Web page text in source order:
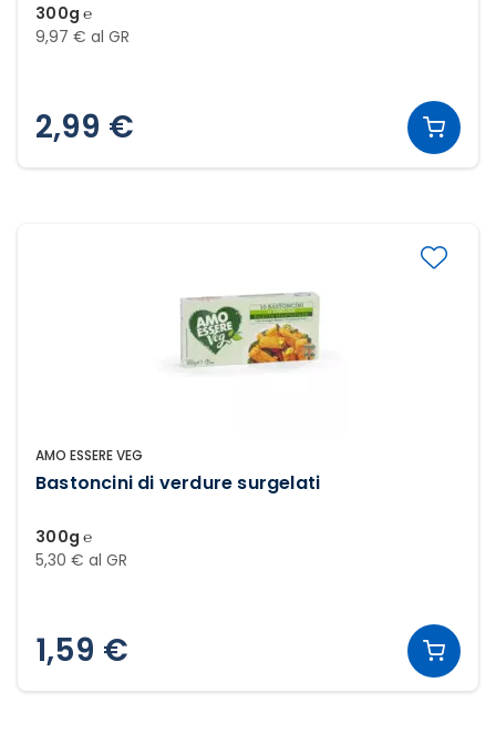
300g ℮
9,97 € al GR
2,99 €
AMO ESSERE VEG
Bastoncini di verdure surgelati
300g ℮
5,30 € al GR
1,59 €